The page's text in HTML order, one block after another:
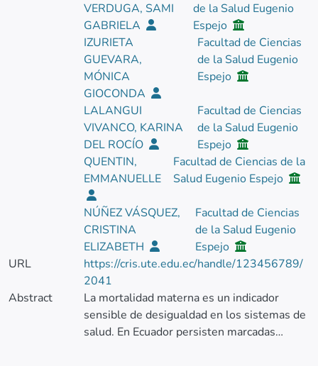
VERDUGA, SAMI
GABRIELA
de la Salud Eugenio
Espejo
IZURIETA
GUEVARA,
MÓNICA
GIOCONDA
Facultad de Ciencias
de la Salud Eugenio
Espejo
LALANGUI
VIVANCO, KARINA
DEL ROCÍO
Facultad de Ciencias
de la Salud Eugenio
Espejo
QUENTIN,
EMMANUELLE
Facultad de Ciencias de la
Salud Eugenio Espejo
NÚÑEZ VÁSQUEZ,
CRISTINA
ELIZABETH
Facultad de Ciencias
de la Salud Eugenio
Espejo
URL
https://cris.ute.edu.ec/handle/123456789/
2041
Abstract
La mortalidad materna es un indicador
sensible de desigualdad en los sistemas de
salud. En Ecuador persisten marcadas